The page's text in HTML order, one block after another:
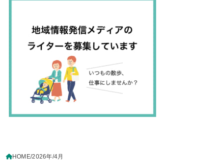
HOME 2026年 4月